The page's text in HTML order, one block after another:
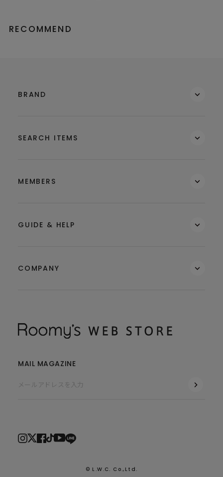
RECOMMEND
BRAND
SEARCH ITEMS
MEMBERS
GUIDE & HELP
COMPANY
MAIL MAGAZINE
© L.W.C. Co.,Ltd.